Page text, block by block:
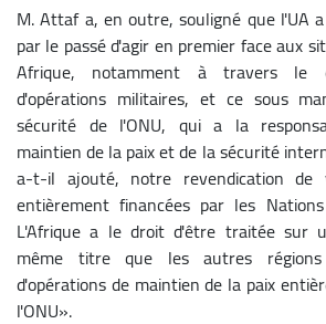
M. Attaf a, en outre, souligné que l'UA
par le passé d'agir en premier face aux
Afrique, notamment à travers le
d'opérations militaires, et ce sous
sécurité de l'ONU, qui a la
maintien de la paix et de la sécurité
a-t-il ajouté, notre revendication de
entièrement financées par les
L'Afrique a le droit d'être traitée sur
même titre que les autres
d'opérations de maintien de la paix
l'ONU».